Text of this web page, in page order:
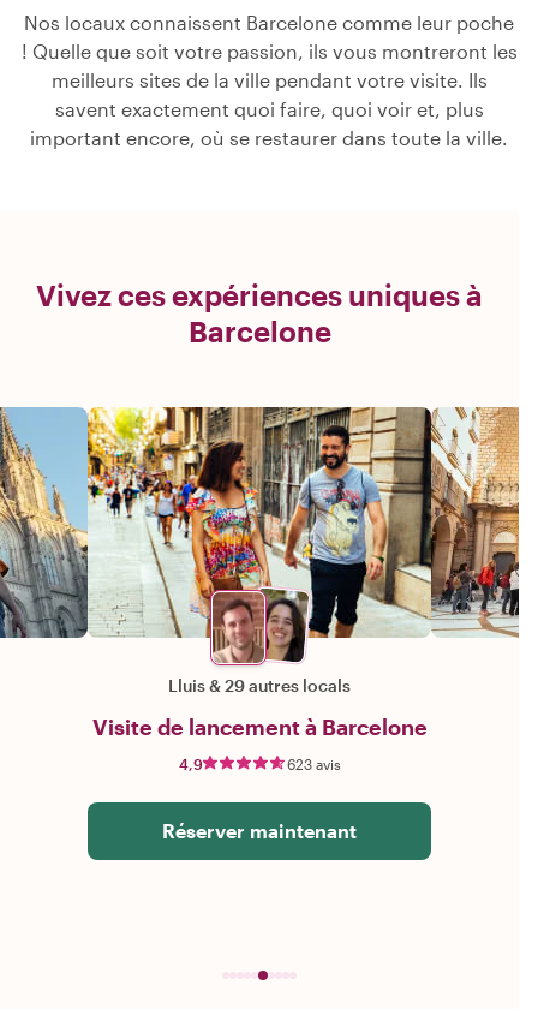
Nos locaux connaissent Barcelone comme leur poche
! Quelle que soit votre passion, ils vous montreront les
meilleurs sites de la ville pendant votre visite. Ils
savent exactement quoi faire, quoi voir et, plus
important encore, où se restaurer dans toute la ville.
Vivez ces expériences uniques à
Barcelone
Lluis&29 autres locals
Visite de lancement à Barcelone
4,9 623 avis
Réserver maintenant